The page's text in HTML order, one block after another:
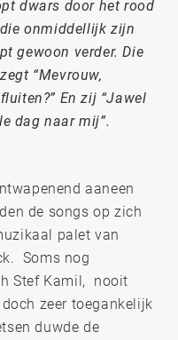
dwars door het rood
onmiddellijk zijn
gewoon verder. Die
“Mevrouw,
En zij “Jawel
dag naar mij”.
aaneen
de songs op zich
palet van
Soms nog
Stef Kamil, nooit
zeer toegankelijk
duwde de